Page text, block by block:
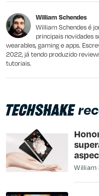
Este conteúdo não tem
Outro
William Schendes
William Schendes é
principais novidades
wearables, gaming e apps.
2022, já tendo produzido
tutoriais.
William